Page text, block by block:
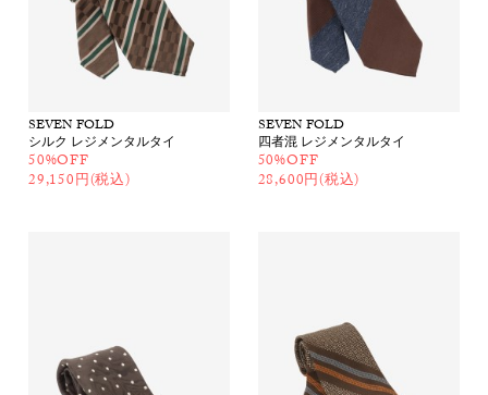
SEVEN FOLD
シルク レジメンタルタイ
50%OFF
29,150円(税込)
SEVEN FOLD
四者混 レジメンタルタイ
50%OFF
28,600円(税込)